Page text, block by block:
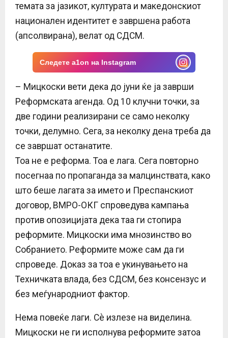
темата за јазикот, културата и македонскиот
национален идентитет е завршена работа
(апсолвирана), велат од СДСМ.
Следете a1on на Instagram
– Мицкоски вети дека до јуни ќе ја заврши
Реформската агенда. Од 10 клучни точки, за
две години реализирани се само неколку
точки, делумно. Сега, за неколку дена треба да
се завршат останатите.
Тоа не е реформа. Тоа е лага. Сега повторно
посегнаа по пропаганда за малцинствата, како
што беше лагата за името и Преспанскиот
договор, ВМРО-ОКГ спроведува кампања
против опозицијата дека таа ги стопира
реформите. Мицкоски има мнозинство во
Собранието. Реформите може сам да ги
спроведе. Доказ за тоа е укинувањето на
Техничката влада, без СДСМ, без консензус и
без меѓународниот фактор.
Нема повеќе лаги. Сè излезе на виделина.
Мицкоски не ги исполнува реформите затоа